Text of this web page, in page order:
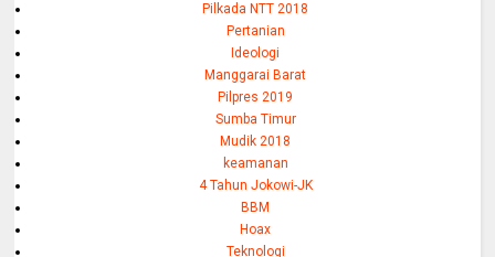
Pilkada NTT 2018
Pertanian
Ideologi
Manggarai Barat
Pilpres 2019
Sumba Timur
Mudik 2018
keamanan
4 Tahun Jokowi-JK
BBM
Hoax
Teknologi